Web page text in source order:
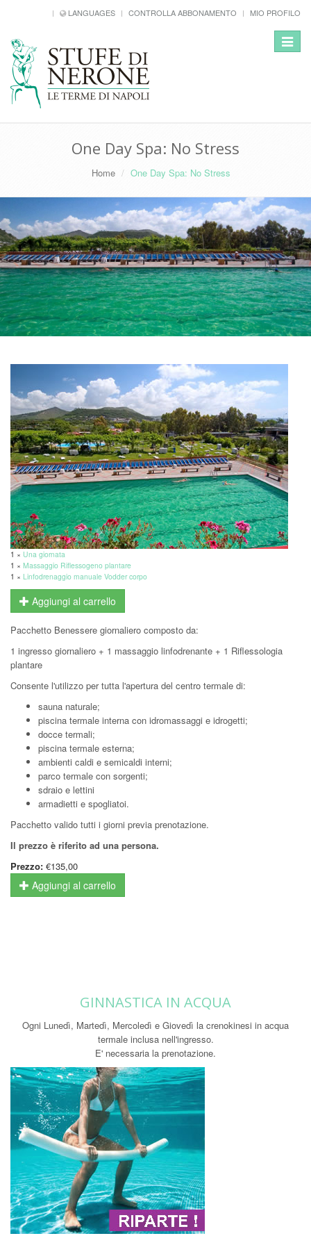
LANGUAGES CONTROLLA ABBONAMENTO MIO PROFILO
Toggle
One Day Spa: No Stress
Home One Day Spa: No Stress
1 × Una giornata
1 × Massaggio Riflessogeno plantare
1 × Linfodrenaggio manuale Vodder corpo
Aggiungi al carrello
Pacchetto Benessere giornaliero composto da:
1 ingresso giornaliero + 1 massaggio linfodrenante + 1 Riflessologia
plantare
Consente l'utilizzo per tutta l'apertura del centro termale di:
sauna naturale;
piscina termale interna con idromassaggi e idrogetti;
docce termali;
piscina termale esterna;
ambienti caldi e semicaldi interni;
parco termale con sorgenti;
sdraio e lettini
armadietti e spogliatoi.
Pacchetto valido tutti i giorni previa prenotazione.
Il prezzo è riferito ad una persona.
Prezzo: €135,00
Aggiungi al carrello
GINNASTICA IN ACQUA
Ogni Lunedì, Martedì, Mercoledì e Giovedì la crenokinesi in acqua
termale inclusa nell'ingresso.
E' necessaria la prenotazione.